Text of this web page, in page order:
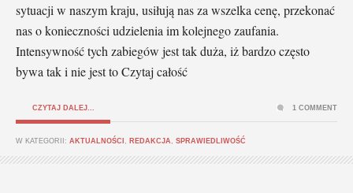
sytuacji w naszym kraju, usiłują nas za wszelka cenę, przekonać
nas o konieczności udzielenia im kolejnego zaufania.
Intensywność tych zabiegów jest tak duża, iż bardzo często
bywa tak i nie jest to Czytaj całość
CZYTAJ DALEJ...
W KATEGORII: AKTUALNOŚCI REDAKCJA SPRAWIEDLIWOŚĆ
1 COMMENT